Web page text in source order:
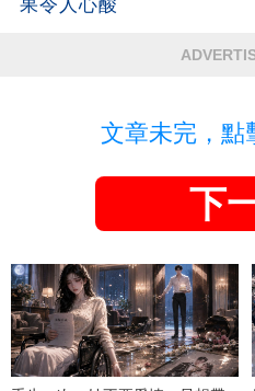
果令人心酸
文章未完，點
下